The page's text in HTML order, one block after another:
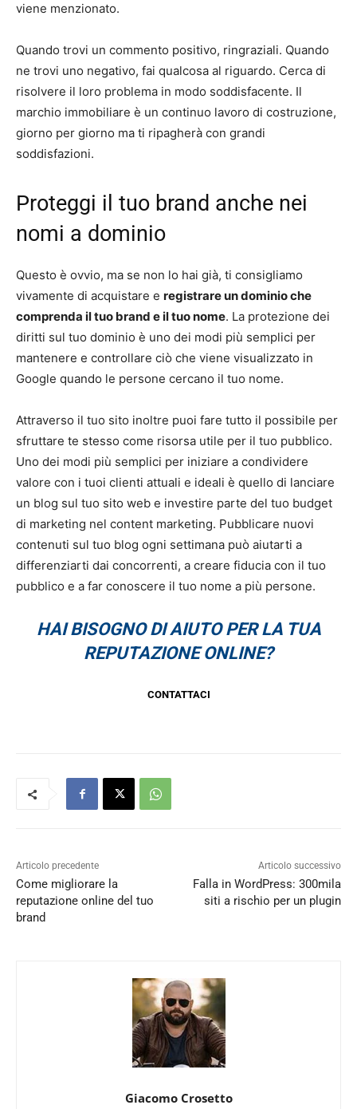
viene menzionato.
Quando trovi un commento positivo, ringraziali. Quando
ne trovi uno negativo, fai qualcosa al riguardo. Cerca di
risolvere il loro problema in modo soddisfacente. Il
marchio immobiliare è un continuo lavoro di costruzione,
giorno per giorno ma ti ripagherà con grandi
soddisfazioni.
Proteggi il tuo brand anche nei
nomi a dominio
Questo è ovvio, ma se non lo hai già, ti consigliamo
vivamente di acquistare e registrare un dominio che
comprenda il tuo brand e il tuo nome. La protezione dei
diritti sul tuo dominio è uno dei modi più semplici per
mantenere e controllare ciò che viene visualizzato in
Google quando le persone cercano il tuo nome.
Attraverso il tuo sito inoltre puoi fare tutto il possibile per
sfruttare te stesso come risorsa utile per il tuo pubblico.
Uno dei modi più semplici per iniziare a condividere
valore con i tuoi clienti attuali e ideali è quello di lanciare
un blog sul tuo sito web e investire parte del tuo budget
di marketing nel content marketing. Pubblicare nuovi
contenuti sul tuo blog ogni settimana può aiutarti a
differenziarti dai concorrenti, a creare fiducia con il tuo
pubblico e a far conoscere il tuo nome a più persone.
HAI BISOGNO DI AIUTO PER LA TUA
REPUTAZIONE ONLINE?
CONTATTACI
Articolo precedente
Come migliorare la
reputazione online del tuo
brand
Articolo successivo
Falla in WordPress: 300mila
siti a rischio per un plugin
Giacomo Crosetto